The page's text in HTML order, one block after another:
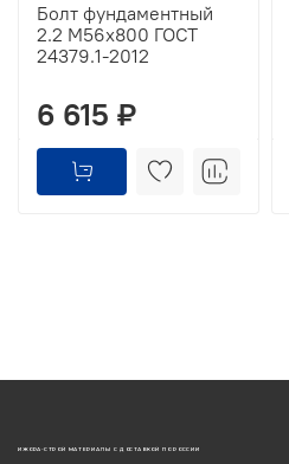
Болт фундаментный
2.2 М56х800 ГОСТ
24379.1-2012
6 615 ₽
ИЖОРА-СТРОЙ МАТЕРИАЛЫ С ДОСТАВКОЙ ПО РОССИИ